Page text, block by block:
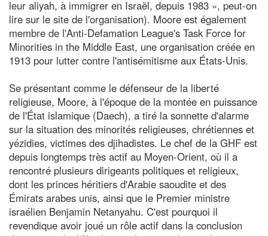
leur aliyah, à immigrer en Israël, depuis 1983 », peut-on
lire sur le site de l'organisation). Moore est également
membre de l'Anti-Defamation League's Task Force for
Minorities in the Middle East, une organisation créée en
1913 pour lutter contre l'antisémitisme aux États-Unis.
Se présentant comme le défenseur de la liberté
religieuse, Moore, à l'époque de la montée en puissance
de l'État islamique (Daech), a tiré la sonnette d'alarme
sur la situation des minorités religieuses, chrétiennes et
yézidies, victimes des djihadistes. Le chef de la GHF est
depuis longtemps très actif au Moyen-Orient, où il a
rencontré plusieurs dirigeants politiques et religieux,
dont les princes héritiers d'Arabie saoudite et des
Émirats arabes unis, ainsi que le Premier ministre
israélien Benjamin Netanyahu. C'est pourquoi il
revendique avoir joué un rôle actif dans la conclusion